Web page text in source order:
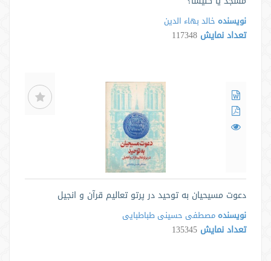
نویسنده خالد بهاء الدین
تعداد نمایش 117348
دعوت مسیحیان به توحید در پرتو تعالیم قرآن و انجیل
نویسنده مصطفی حسینی طباطبایی
تعداد نمایش 135345